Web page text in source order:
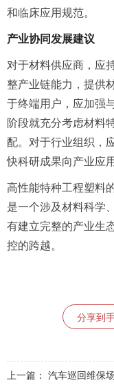
和临床应用规范。
产业协同发展建议
对于材料供应商，应
整产业链能力，提供
于终端用户，应加强
阶段就充分考虑材料
配。对于行业组织，
快科研成果向产业应
高性能特种工程塑料
是一个涉及材料科学
有建立完整的产业生
控的跨越。
分享到
上一篇： 汽车巡回维保